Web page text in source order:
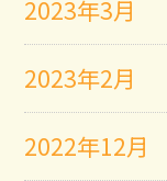
2023年3月
2023年2月
2022年12月